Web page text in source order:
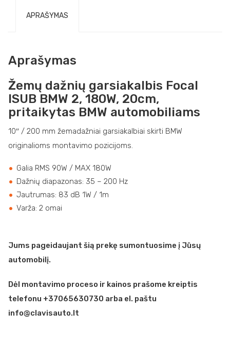
APRAŠYMAS
Aprašymas
Žemų dažnių garsiakalbis Focal
ISUB BMW 2, 180W, 20cm,
pritaikytas BMW automobiliams
10″ / 200 mm žemadažniai garsiakalbiai skirti BMW
originalioms montavimo pozicijoms.
Galia RMS 90W / MAX 180W
Dažnių diapazonas: 35 – 200 Hz
Jautrumas: 83 dB 1W / 1m
Varža: 2 omai
Jums pageidaujant šią prekę sumontuosime į Jūsų
automobilį.
Dėl montavimo proceso ir kainos prašome kreiptis
telefonu +37065630730 arba el. paštu
info@clavisauto.lt